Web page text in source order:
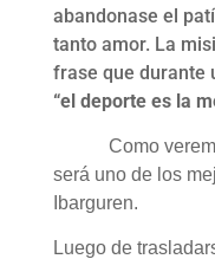
abandonase el
tanto amor. La
frase que durante
“el deporte es la
Como
será uno de los
Ibarguren.
Luego de